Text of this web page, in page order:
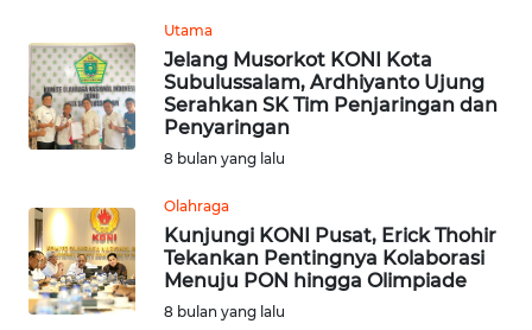
Utama
Jelang Musorkot KONI Kota
Subulussalam, Ardhiyanto Ujung
Serahkan SK Tim Penjaringan dan
Penyaringan
8 bulan yang lalu
Olahraga
Kunjungi KONI Pusat, Erick Thohir
Tekankan Pentingnya Kolaborasi
Menuju PON hingga Olimpiade
8 bulan yang lalu
WN
SULUT
WN
WN
MALUT
WN